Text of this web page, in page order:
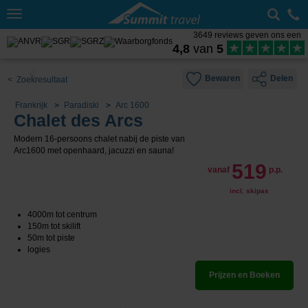
Toggle
3649 reviews geven ons een
4,8 van 5
< Zoekresultaat Bewaren Delen
Frankrijk Paradiski Arc 1600
Chalet des Arcs
Modern 16-persoons chalet nabij de piste van
Arc1600 met openhaard, jacuzzi en sauna!
vanaf 519 p.p.
incl. skipas
4000m tot centrum
150m tot skilift
50m tot piste
logies
Prijzen en Boeken